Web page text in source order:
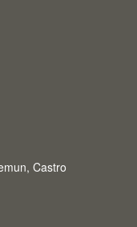
Castro